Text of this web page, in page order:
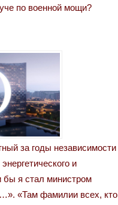
по военной мощи?
за годы независимости
и
бы я стал министром
«Там фамилии всех, кто